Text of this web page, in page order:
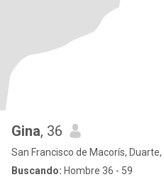
Gina, 36
San Francisco de Macorís,
Buscando: Hombre 36 - 59